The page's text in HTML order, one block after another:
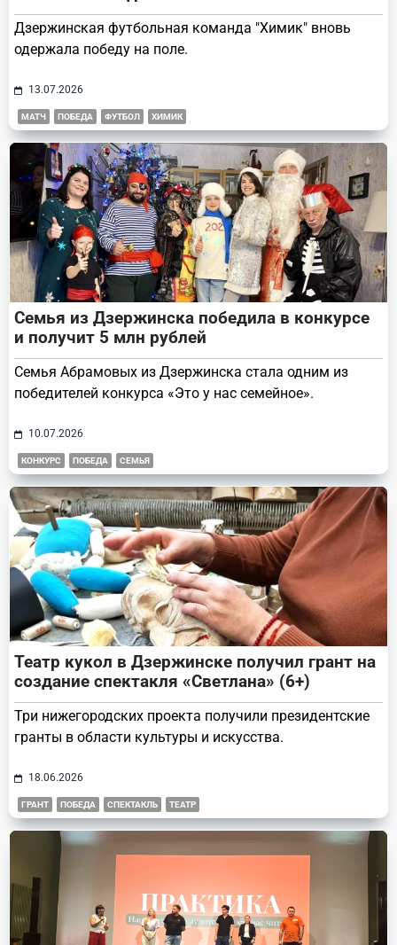
Дзержинская футбольная команда "Химик" вновь
одержала победу на поле.
13.07.2026
МАТЧ ПОБЕДА ФУТБОЛ ХИМИК
Семья из Дзержинска победила в конкурсе
и получит 5 млн рублей
Семья Абрамовых из Дзержинска стала одним из
победителей конкурса «Это у нас семейное».
10.07.2026
КОНКУРС ПОБЕДА СЕМЬЯ
Театр кукол в Дзержинске получил грант на
создание спектакля «Светлана» (6+)
Три нижегородских проекта получили президентские
гранты в области культуры и искусства.
18.06.2026
ГРАНТ ПОБЕДА СПЕКТАКЛЬ ТЕАТР